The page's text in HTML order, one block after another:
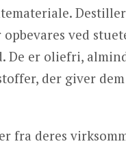
ved
De er oliefri,
der giver
fra deres